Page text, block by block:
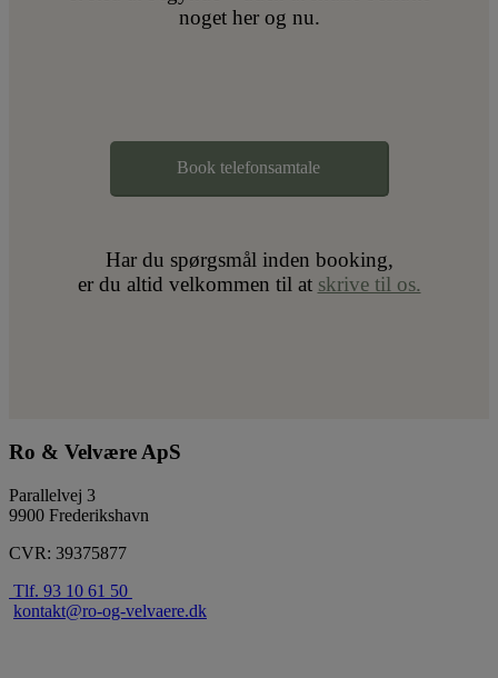
noget her og nu.
Book telefonsamtale
Har du spørgsmål inden booking,
er du altid velkommen til at skrive til os.
Ro & Velvære ApS
Parallelvej 3
9900 Frederikshavn
CVR: 39375877
Tlf. 93 10 61 50
kontakt@ro-og-velvaere.dk